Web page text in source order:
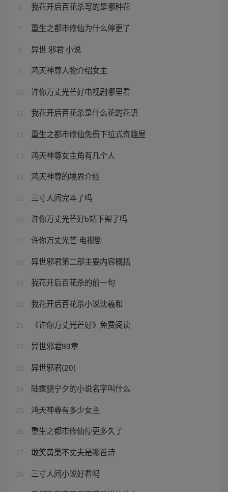
6 我花开后百花杀写的是哪种花
7 重生之都市修仙为什么停更了
8 异世 邪君 小说
9 鸿天神尊人物介绍女主
10 许你万丈光芒好电视剧哪里看
我花开后百花杀是什么花的花语
12 重生之都市修仙免费下拉式奇趣屋
13 鸿天神尊女主角有几个人
14 鸿天神尊的境界介绍
15 三寸人间完本了吗
16 许你万丈光芒好b站下架了吗
17 许你万丈光芒 电视剧
18 异世邪君第二部主要内容概括
19 我花开后百花杀的前一句
20 我花开后百花杀小说沈羲和
21 《许你万丈光芒好》免费阅读
22 异世邪君93章
23 异世邪君(20)
24 陆霆骁宁夕的小说名字叫什么
25 鸿天神尊有多少女主
26 重生之都市修仙停更多久了
27 敢笑黄巢不丈夫是哪首诗
28 三寸人间小说好看吗